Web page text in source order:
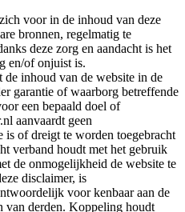
voor in de inhoud van deze
bronnen, regelmatig te
deze zorg en aandacht is het
en/of onjuist is.
de inhoud van de website in de
garantie of waarborg betreffende
een bepaald doel of
aanvaardt geen
is of dreigt te worden toegebracht
verband houdt met het gebruik
de onmogelijkheid de website te
disclaimer, is
voor kenbaar aan de
van derden. Koppeling houdt